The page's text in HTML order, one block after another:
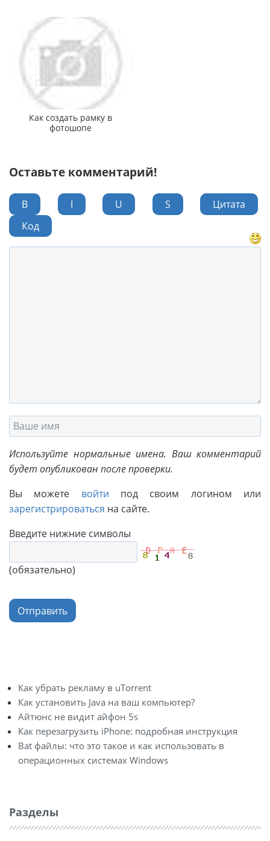
Как создать рамку в
фотошопе
Оставьте комментарий!
B I U S
Цитата
Код
Используйте нормальные имена. Ваш комментарий
будет опубликован после проверки.
Вы можете войти под своим логином или
зарегистрироваться на сайте.
Введите нижние символы
(обязательно)
Отправить
Как убрать рекламу в uTorrent
Как установить Java на ваш компьютер?
Айтюнс не видит айфон 5s
Как перезагрузить iPhone: подробная инструкция
Bat файлы: что это такое и как использовать в
операционных системах Windows
Разделы